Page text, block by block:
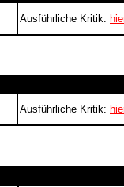
Ausführliche Kritik:
Ausführliche Kritik: